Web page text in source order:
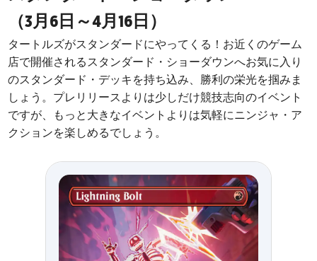
（3月6日～4月16日）
タートルズがスタンダードにやってくる！お近くのゲーム
店で開催されるスタンダード・ショーダウンへお気に入り
のスタンダード・デッキを持ち込み、勝利の栄光を掴みま
しょう。 プレリリースよりは少しだけ競技志向のイベント
ですが、もっと大きなイベントよりは気軽にニンジャ・ア
クションを楽しめるでしょう。